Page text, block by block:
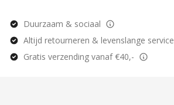
Duurzaam & sociaal
Altijd retourneren & levenslange service
Gratis verzending vanaf €40,-